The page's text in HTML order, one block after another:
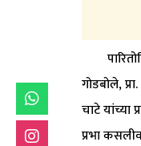
गोडबोले,
चाटे यांच्या
प्रभा